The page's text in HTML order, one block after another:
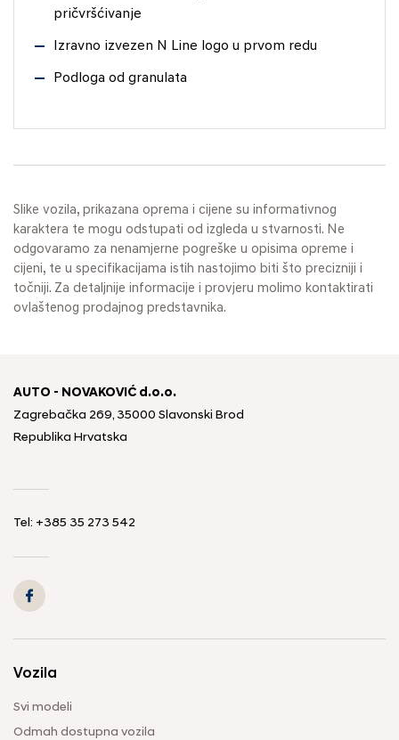
pričvršćivanje
Izravno izvezen N Line logo u prvom redu
Podloga od granulata
Slike vozila, prikazana oprema i cijene su informativnog
karaktera te mogu odstupati od izgleda u stvarnosti. Ne
odgovaramo za nenamjerne pogreške u opisima opreme i
cijeni, te u specifikacijama istih nastojimo biti što precizniji i
točniji. Za detaljnije informacije i provjeru molimo kontaktirati
ovlaštenog prodajnog predstavnika.
AUTO - NOVAKOVIĆ d.o.o.
Zagrebačka 269, 35000 Slavonski Brod
Republika Hrvatska
Tel: +385 35 273 542
Vozila
Svi modeli
Odmah dostupna vozila